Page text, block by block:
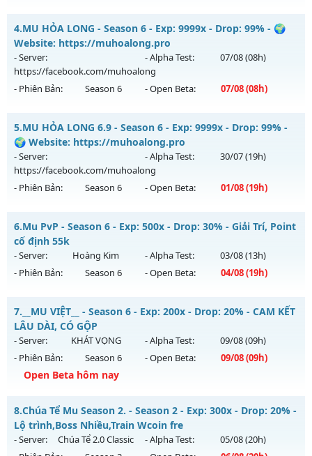
Thể loại: Mu Nguyên bản Webzen
Antihack: AntiShield
Drop Cao Boss Nhiều - Cày Cuốc Thả Ga Drop Cao
Mu mới ra tháng 08 2026 - Mở máy chủ
13h ngày 06/08/2626
Exp: 1000x - Drop: 20%
Thể loại: Mu Nguyên bản Webzen
Antihack: GameGuard
4.MU HỎA LONG - Season 6 - Exp: 9999x - Drop: 99% - 🌍
Website: https://muhoalong.pro
- Server:
https://facebook.com/muhoalong
- Alpha Test: 07/08(08h)
- Phiên Bản: Season 6 - Open Beta: 07/08(08h)
MU HỎA LONG - 🌍 Website: https://muhoalong.pro
Mu mới ra tháng 08 2026 - Mở máy chủ
https://facebook.com/muhoalongvào 08h ngày
07/08/2626
Exp: 9999x - Drop: 99%
Thể loại: Mu Nguyên bản Webzen
Antihack: XShield
5.MU HỎA LONG 6.9 - Season 6 - Exp: 9999x - Drop: 99% -
🌍 Website: https://muhoalong.pro
- Server:
https://facebook.com/muhoalong
- Alpha Test: 30/07(19h)
- Phiên Bản: Season 6 - Open Beta: 01/08(19h)
MU HỎA LONG 6.9 - 🌍 Website: https://muhoalong.pro
Mu mới ra tháng 08 2026 - Mở máy chủ
https://facebook.com/muhoalongvào 19h ngày
01/08/2626
Kiểu reset: Non Reset
Thể loại: Mu Nguyên bản Webzen
Antihack: XShield
6.Mu PvP - Season 6 - Exp: 500x - Drop: 30% - Giải Trí, Point
cố định 55k
- Server: Hoàng Kim - Alpha Test: 03/08(13h)
- Phiên Bản:
Season 6 - Open Beta: 04/08(19h)
Mu PvP - Giải Trí, Point cố định 55k
Mu mới ra tháng 08 2026 - Mở máy chủ
ngày 04/08/2626
Exp: 500x - Drop: 30%
Kiểu reset: Reset In Game
Thể loại: Mu Nguyên bản Webzen
Antihack: Anti Vip bắt hack tuyệt đối
7. __MU VIỆT__ - Season 6 - Exp: 200x - Drop: 20% - CAM KẾT
LÂU DÀI, CÓ GỘP
- Server: KHÁT VỌNG - Alpha Test: 09/08(09h)
- Phiên Bản:
Season 6 - Open Beta: 09/08(09h)
Open Beta hôm nay
__MU VIỆT__ - CAM KẾT LÂU DÀI, CÓ GỘP
Mu mới ra tháng 08 2026 - Mở máy chủ
09h ngày 09/08/2626
8.Chúa Tể Mu Season 2. - Season 2 - Exp: 300x - Drop: 20% -
Lộ trình,Boss Nhiều,Train Wcoin fre
- Server: Chúa Tể 2.0 Classic - Alpha Test: 05/08(20h)